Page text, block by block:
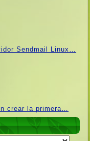
Sendmail Linux…
crear la primera…